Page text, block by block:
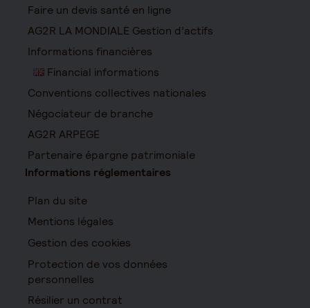
Faire un devis santé en ligne
AG2R LA MONDIALE Gestion d’actifs
Informations financières
Financial informations
Conventions collectives nationales
Négociateur de branche
AG2R ARPEGE
Partenaire épargne patrimoniale
Informations réglementaires
Plan du site
Mentions légales
Gestion des cookies
Protection de vos données
personnelles
Résilier un contrat